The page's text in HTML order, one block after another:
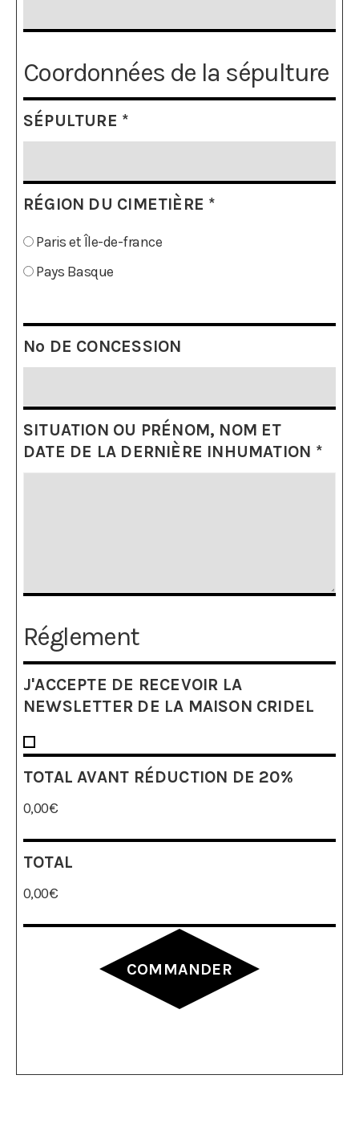
Coordonnées de la sépulture
SÉPULTURE *
RÉGION DU CIMETIÈRE *
Paris et Île-de-france
Pays Basque
Nº DE CONCESSION
SITUATION OU PRÉNOM, NOM ET
DATE DE LA DERNIÈRE INHUMATION *
Réglement
J'ACCEPTE DE RECEVOIR LA
NEWSLETTER DE LA MAISON CRIDEL
TOTAL AVANT RÉDUCTION DE 20%
0,00€
TOTAL
0,00€